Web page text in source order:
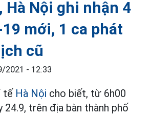
Hà Nội ghi nhận 4
19 mới, 1 ca phát
cũ
2021 - 12:33
tế Hà Nội cho biết, từ 6h00
24.9, trên địa bàn thành phố